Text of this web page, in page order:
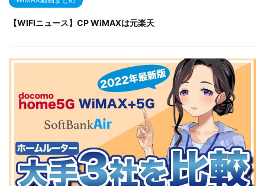
【WIFIニュース】CP WiMAXは元楽天